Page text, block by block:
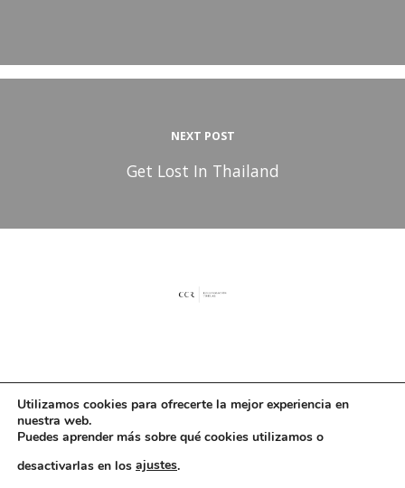
NEXT POST
Get Lost In Thailand
Amplía tus conocimientos y técnicas sobre los tejidos óseos y blandos y
mejora tu proyección profesional
Aviso Legal y Política de Privacidad
Utilizamos cookies para ofrecerte la mejor experiencia en
nuestra web.
Puedes aprender más sobre qué cookies utilizamos o
desactivarlas en los ajustes.